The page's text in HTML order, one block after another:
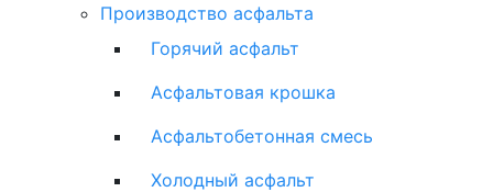
Производство асфальта
Горячий асфальт
Асфальтовая крошка
Асфальтобетонная смесь
Холодный асфальт